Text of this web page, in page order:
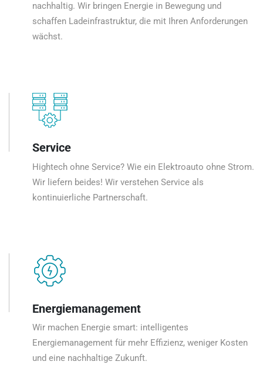
nachhaltig. Wir bringen Energie in Bewegung und
schaffen Ladeinfrastruktur, die mit Ihren Anforderungen
wächst.
Service
Hightech ohne Service? Wie ein Elektroauto ohne Strom.
Wir liefern beides! Wir verstehen Service als
kontinuierliche Partnerschaft.
Energiemanagement
Wir machen Energie smart: intelligentes
Energiemanagement für mehr Effizienz, weniger Kosten
und eine nachhaltige Zukunft.